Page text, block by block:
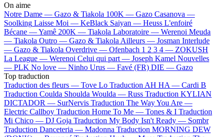
On aime
Notre Dame — Gazo & Tiakola 100K — Gazo Casanova —
Soolking Laisse Moi — KeBlack Saiyan — Heuss L'enfoiré
Bécane —Yamê 200K — Tiakola Laboratoire — Werenoi Meuda
— Tiakola Outro — Gazo & Tiakola Ailleurs — Josman Interlude
— Gazo & Tiakola Overdrive — Ofenbach 1 2 3 4 — ZOKUSH
La League — Werenoi Celui qui part — Joseph Kamel Nouvelles
— PLK No love — Ninho Urus — Favé (FR) DIE — Gazo
Top traduction
Traduction des fleurs — Tove Lo Traduction AH HA — Cardi B
Traduction Coulda Shoulda Woulda — Russ Traduction KYLIAN
DICTADOR — SurNervis Traduction The Way You Are —
Electric Callboy Traduction Home To Me — Tones & I Traduction
Mi Chico — DJ Goja Traduction My Body Isn't Ready — Sombr
Traduction Danceteria — Madonna Traduction MORNING DEW